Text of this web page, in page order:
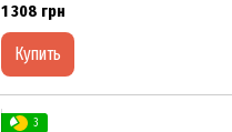
XЗCO
1 308 грн
Купить
3